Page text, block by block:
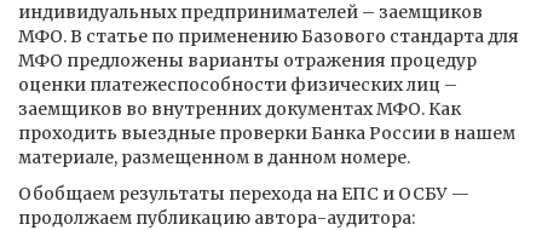
индивидуальных предпринимателей – заемщиков
МФО. В статье по применению Базового стандарта для
МФО предложены варианты отражения процедур
оценки платежеспособности физических лиц –
заемщиков во внутренних документах МФО. Как
проходить выездные проверки Банка России в нашем
материале, размещенном в данном номере.
Обобщаем результаты перехода на ЕПС и ОСБУ —
продолжаем публикацию автора-аудитора: